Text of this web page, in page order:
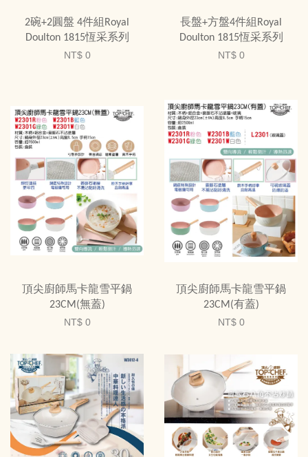
2碗+2圓盤 4件組Royal
Doulton 1815恆采系列
NT$ 0
長盤+方盤4件組Royal
Doulton 1815恆采系列
NT$ 0
頂尖廚師馬卡龍雪平鍋
23CM(無蓋)
NT$ 0
頂尖廚師馬卡龍雪平鍋
23CM(有蓋)
NT$ 0